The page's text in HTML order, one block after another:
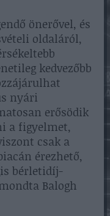
önerővel, és
oldaláról,
kedvezőbb
nyári
erősödik
a figyelmet,
csak a
érezhető,
bérletidíj-
Balogh